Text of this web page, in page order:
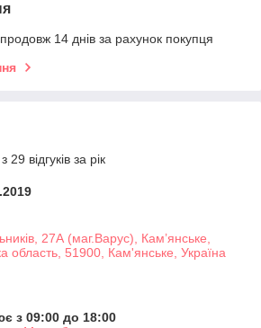
14 днів за рахунок покупця
відгуків за рік
27А (маг.Варус), Кам’янське,
область, 51900, Кам'янське, Україна
з 09:00 до 18:00